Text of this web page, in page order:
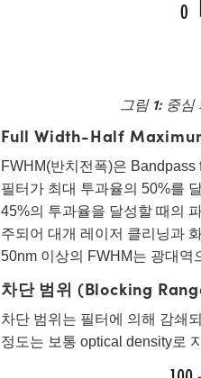
그림 1: 중심
Full Width-Half
FWHM(반치전폭)은
필터가 최대 투과율의 50%를
45%의 투과율을 달성할 때의
주되어 대개 레이저 클리닝과
50nm 이상의 FWHM는 광대역
차단 범위 (Blocking
차단 범위는 필터에 의해 감쇄
정도는 보통 optical density로